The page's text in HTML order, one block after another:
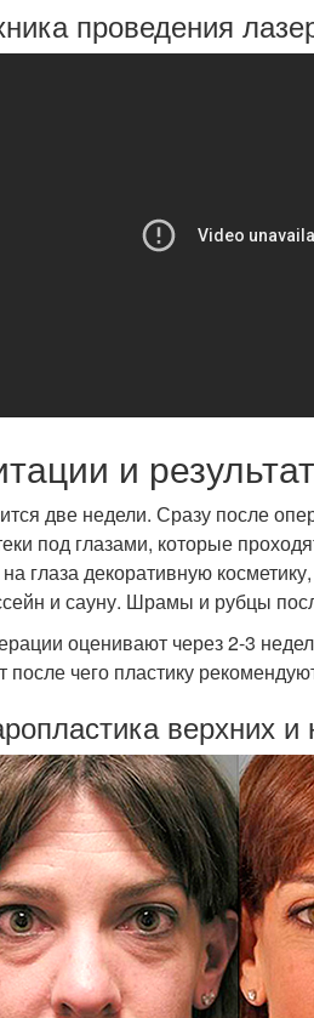
проведения
и результат
две недели. Сразу после
под глазами, которые
глаза декоративную
и сауну. Шрамы и рубцы
оценивают через 2-3
после чего пластику
верхних